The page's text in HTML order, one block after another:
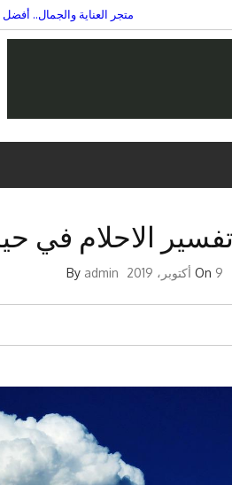
متجر العناية والجمال..
بالبشرة
في السابعة عشر:
الاحلام في
On 9 أكتوبر، 2019 admin